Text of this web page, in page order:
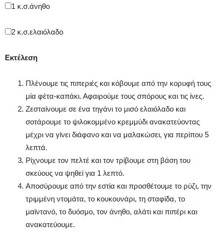
1 κ.σ.άνηθο
2 κ.σ.ελαιόλαδο
Εκτέλεση
Πλένουμε τις πιπεριές και κόβουμε από την κορυφή τους
μία φέτα-καπάκι. Αφαιρούμε τους σπόρους και τις ίνες.
Ζεσταίνουμε σε ένα τηγάνι το μισό ελαιόλαδο και
σοτάρουμε το ψιλοκομμένο κρεμμύδι ανακατεύοντας
μέχρι να γίνει διάφανο και να μαλακώσει, για περίπου 5
λεπτά.
Ρίχνουμε τον πελτέ και τον τρίβουμε στη βάση του
σκεύους να ψηθεί για 1 λεπτό.
Αποσύρουμε από την εστία και προσθέτουμε το ρύζι, την
τριμμένη ντομάτα, το κουκουνάρι, τη σταφίδα, το
μαϊντανό, το δυόσμο, τον άνηθο, αλάτι και πιπέρι και
ανακατεύουμε.